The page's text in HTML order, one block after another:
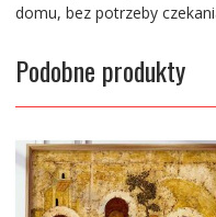
domu, bez potrzeby
Podobne produkty